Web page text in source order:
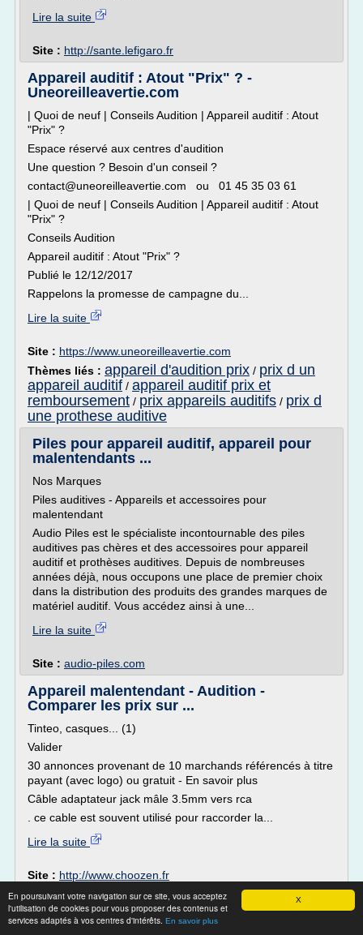
X
En poursuivant votre navigation sur ce site, vous acceptez
l'utilisation de cookies pour vous proposer des contenus et
services adaptés à vos centres d'intérêts. En savoir plus
Lire la suite
Site : http://sante.lefigaro.fr
Appareil auditif : Atout "Prix" ? -
Uneoreilleavertie.com
| Quoi de neuf | Conseils Audition | Appareil auditif : Atout
"Prix" ?
Espace réservé aux centres d'audition
Une question ? Besoin d'un conseil ?
contact@uneoreilleavertie.com ou 01 45 35 03 61
| Quoi de neuf | Conseils Audition | Appareil auditif : Atout
"Prix" ?
Conseils Audition
Appareil auditif : Atout "Prix" ?
Publié le 12/12/2017
Rappelons la promesse de campagne du...
Lire la suite
Site : https://www.uneoreilleavertie.com
Thèmes liés : appareil d'audition prix / prix d un
appareil auditif / appareil auditif prix et
remboursement / prix appareils auditifs / prix d
une prothese auditive
Piles pour appareil auditif, appareil pour
malentendants ...
Nos Marques
Piles auditives - Appareils et accessoires pour
malentendant
Audio Piles est le spécialiste incontournable des piles
auditives pas chères et des accessoires pour appareil
auditif et prothèses auditives. Depuis de nombreuses
années déjà, nous occupons une place de premier choix
dans la distribution des produits des grandes marques de
matériel auditif. Vous accédez ainsi à une...
Lire la suite
Site : audio-piles.com
Appareil malentendant - Audition -
Comparer les prix sur ...
Tinteo, casques... (1)
Valider
30 annonces provenant de 10 marchands référencés à titre
payant (avec logo) ou gratuit - En savoir plus
Câble adaptateur jack mâle 3.5mm vers rca
. ce cable est souvent utilisé pour raccorder la...
Lire la suite
Site : http://www.choozen.fr
Thèmes liés :appareil auditif casque malentendant/
appareil auditif prix comparatif/casque auditif tv/appareil
auditif pour ecouter la tv/appareil d'audition prix